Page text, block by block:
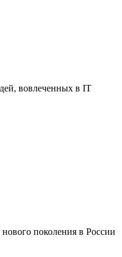
вовлеченных в IT
поколения в России